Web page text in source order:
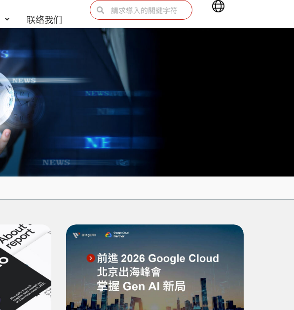
联络我们
SearchSearch
Main
Menu